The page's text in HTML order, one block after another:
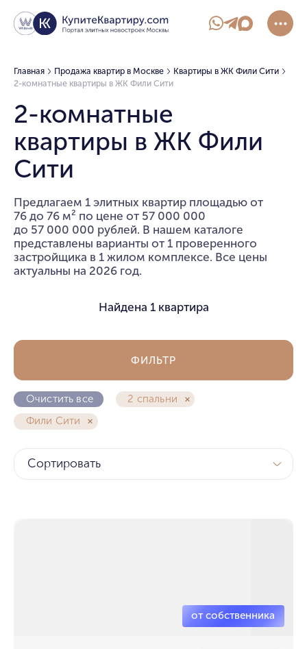
Главная Продажа квартир в Москве
Квартиры в ЖК Фили Сити
2-комнатные квартиры в ЖК Фили Сити
2-комнатные
квартиры в ЖК Фили
Сити
Предлагаем 1 элитных квартир площадью от
76 до 76 м² по цене от 57 000 000
до 57 000 000 рублей. В нашем каталоге
представлены варианты от 1 проверенного
застройщика в 1 жилом комплексе. Все цены
актуальны на 2026 год.
Найдена 1 квартира
Очистить все
2 спальни
Фили Сити
ФИЛЬТР
Сортировать